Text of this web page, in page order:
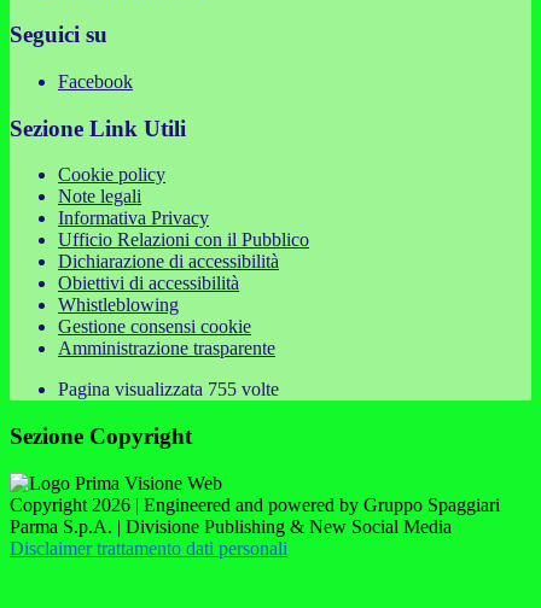
Seguici su
Facebook
Sezione Link Utili
Cookie policy
Note legali
Informativa Privacy
Ufficio Relazioni con il Pubblico
Dichiarazione di accessibilità
Obiettivi di accessibilità
Whistleblowing
Gestione consensi cookie
Amministrazione trasparente
Pagina visualizzata 755 volte
Sezione Copyright
Copyright 2026 | Engineered and powered by Gruppo Spaggiari
Parma S.p.A. | Divisione Publishing & New Social Media
Disclaimer trattamento dati personali